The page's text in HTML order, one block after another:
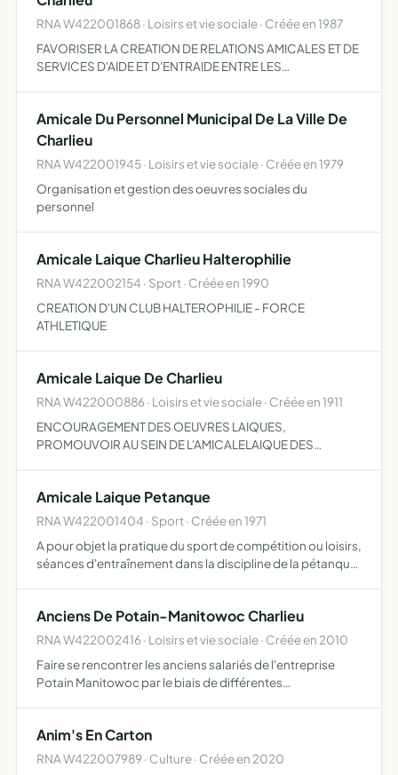
RNA W422001868 · Loisirs et vie sociale · Créée en 1987
FAVORISER LA CREATION DE RELATIONS AMICALES ET DE
SERVICES D'AIDE ET D'ENTRAIDE ENTRE LES
Amicale Du Personnel Municipal De La Ville De
Charlieu
RNA W422001945 · Loisirs et vie sociale · Créée en 1979
Organisation et gestion des oeuvres sociales du
personnel
Amicale Laique Charlieu Halterophilie
RNA W422002154 · Sport · Créée en 1990
CREATION D'UN CLUB HALTEROPHILIE - FORCE
ATHLETIQUE
Amicale Laique De Charlieu
RNA W422000886 · Loisirs et vie sociale · Créée en 1911
ENCOURAGEMENT DES OEUVRES LAIQUES,
PROMOUVOIR AU SEIN DE L'AMICALELAIQUE DES
ACTIVITES CULTURELLES CINE- CLUB, PHILATELIE,
PHOTO-CLU…
Amicale Laique Petanque
RNA W422001404 · Sport · Créée en 1971
A pour objet la pratique du sport de compétition ou loisirs,
séances d'entraînement dans la discipline de la pétanque
Anciens De Potain-Manitowoc Charlieu
RNA W422002416 · Loisirs et vie sociale · Créée en 2010
Faire se rencontrer les anciens salariés de l'entreprise
Potain Manitowoc par le biais de différentes
Anim's En Carton
RNA W422007989 · Culture · Créée en 2020